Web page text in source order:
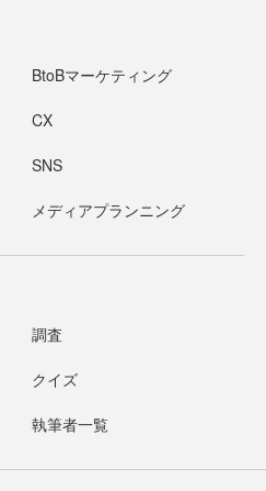
BtoBマーケティング
CX
SNS
メディアプランニング
調査
クイズ
執筆者一覧